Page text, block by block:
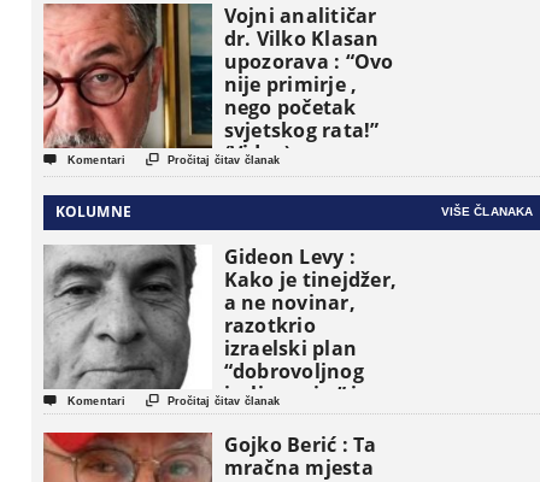
Vojni analitičar
dr. Vilko Klasan
upozorava : “Ovo
nije primirje ,
nego početak
svjetskog rata!”
(Video)
 Komentari  Pročitaj čitav članak
KOLUMNE VIŠE ČLANAKA
Gideon Levy :
Kako je tinejdžer,
a ne novinar,
razotkrio
izraelski plan
“dobrovoljnog
iseljavanja ” iz
Gaze
 Komentari  Pročitaj čitav članak
Gojko Berić : Ta
mračna mjesta